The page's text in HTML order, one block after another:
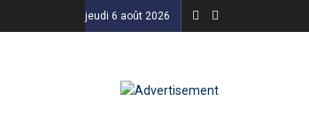
jeudi 6 août 2026